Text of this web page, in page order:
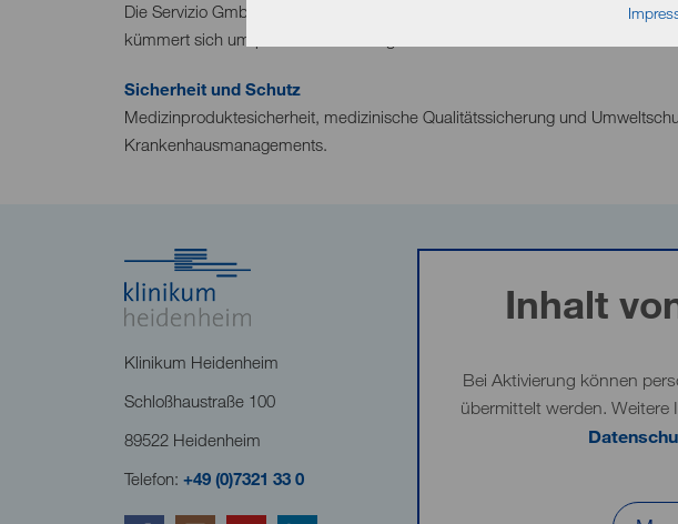
Die Servizio GmbH ist eine hundertprozentige Tochtergesellschaft der
kümmert sich um patientenferne Aufgaben.
Sicherheit und Schutz
Medizinproduktesicherheit, medizinische Qualitätssicherung und
Krankenhausmanagements.
Klinikum Heidenheim
Schloßhaustraße 100
89522 Heidenheim
Telefon: +49 (0)7321 33 0
Inhalt
Bei Aktivierung können
übermittelt werden. Weitere